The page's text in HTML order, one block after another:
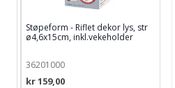
Støpeform - Riflet dekor lys, str
ø4,6x15cm, inkl.vekeholder
36201000
kr 159,00